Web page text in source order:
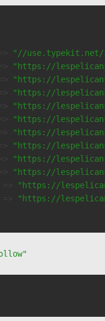
"//
"https://
"https://
"https://
"https://
"https://
"https://
"https://
"https://
"https://
"https://
"https://